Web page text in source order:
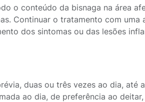
o conteúdo da bisnaga na área
Continuar o tratamento com uma
dos sintomas ou das lesões
duas ou três vezes ao dia, até
ao dia, de preferência ao